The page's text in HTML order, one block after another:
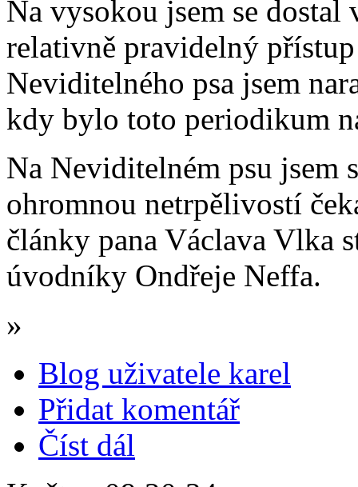
Na vysokou jsem se
relativně pravidelný
Neviditelného psa jsem
kdy bylo toto periodikum
Na Neviditelném psu jsem
ohromnou netrpělivostí
články pana Václava Vlka
úvodníky Ondřeje Neffa.
»
Blog uživatele karel
Přidat komentář
Číst dál